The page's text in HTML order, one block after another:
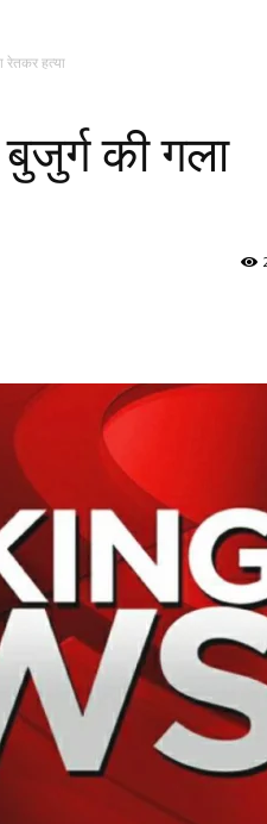
रेतकर हत्या
बुजुर्ग की गला